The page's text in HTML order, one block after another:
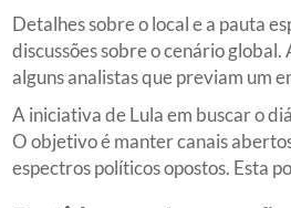
Detalhes sobre o local e a pauta
discussões sobre o cenário
alguns analistas que previam um
A iniciativa de Lula em buscar o
O objetivo é manter canais
espectros políticos opostos. Esta